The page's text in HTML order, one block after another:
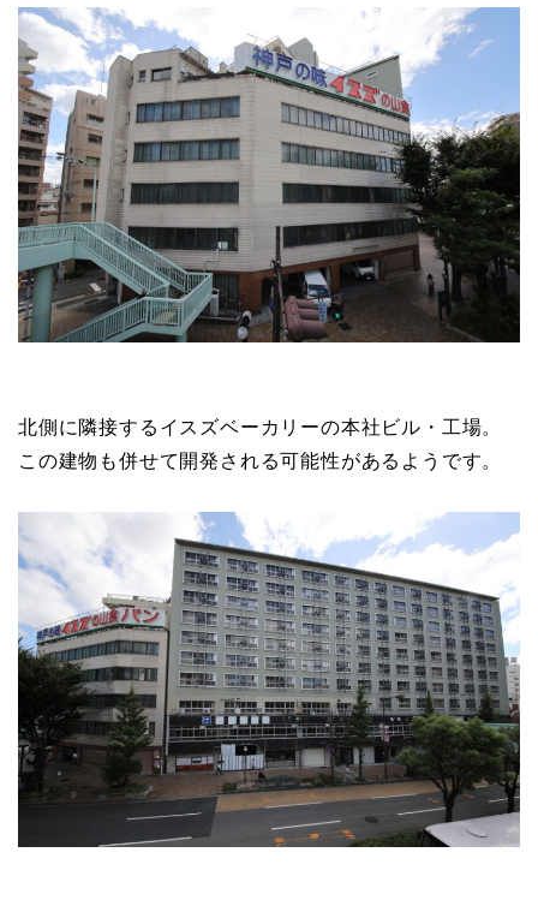
北側に隣接するイスズベーカリーの本社ビル・工場。
この建物も併せて開発される可能性があるようです。